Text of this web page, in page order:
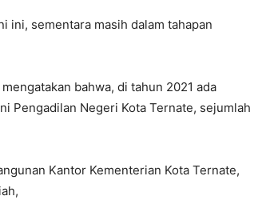
ini, sementara masih dalam tahapan
bahwa, di tahun 2021 ada
Pengadilan Negeri Kota Ternate, sejumlah
Kantor Kementerian Kota Ternate,